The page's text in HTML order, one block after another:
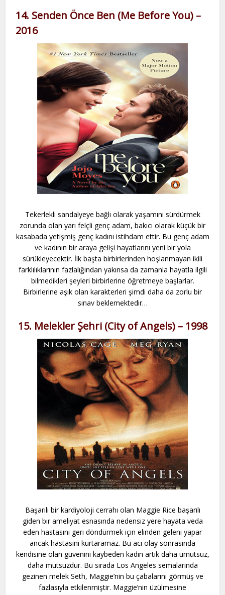
14. Senden Önce Ben (Me Before You) –
2016
Tekerlekli sandalyeye bağlı olarak yaşamını sürdürmek
zorunda olan yarı felçli genç adam, bakıcı olarak küçük bir
kasabada yetişmiş genç kadını istihdam ettir. Bu genç adam
ve kadının bir araya gelişi hayatlarını yeni bir yola
sürükleyecektir. İlk başta birbirlerinden hoşlanmayan ikili
farklılıklarının fazlalığından yakınsa da zamanla hayatla ilgili
bilmedikleri şeyleri birbirlerine öğretmeye başlarlar.
Birbirlerine aşık olan karakterleri şimdi daha da zorlu bir
sınav beklemektedir…
15. Melekler Şehri (City of Angels) – 1998
Başarılı bir kardiyoloji cerrahı olan Maggie Rice başarılı
giden bir ameliyat esnasında nedensiz yere hayata veda
eden hastasını geri döndürmek için elinden geleni yapar
ancak hastasını kurtaramaz. Bu acı olay sonrasında
kendisine olan güvenini kaybeden kadın artık daha umutsuz,
daha mutsuzdur. Bu sırada Los Angeles semalarında
gezinen melek Seth, Maggie’nin bu çabalarını görmüş ve
fazlasıyla etkilenmiştir. Maggie’nin üzülmesine